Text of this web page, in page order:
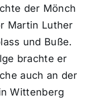
der Mönch
Martin Luther
und Buße.
brachte er
auch an der
Wittenberg